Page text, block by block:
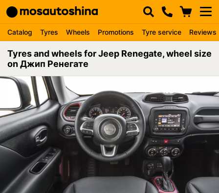
Catalog Tyres Wheels Promotions Tyre service Reviews
Tyres and wheels for Jeep Renegate, wheel size
on Джип Ренегате